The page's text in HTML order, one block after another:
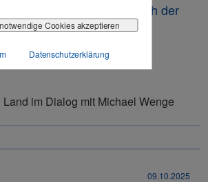
Cookies akzeptieren
Datenschutzerklärung
bergische Wirtschaft nach der
im Dialog mit Michael Wenge
09.10.2025